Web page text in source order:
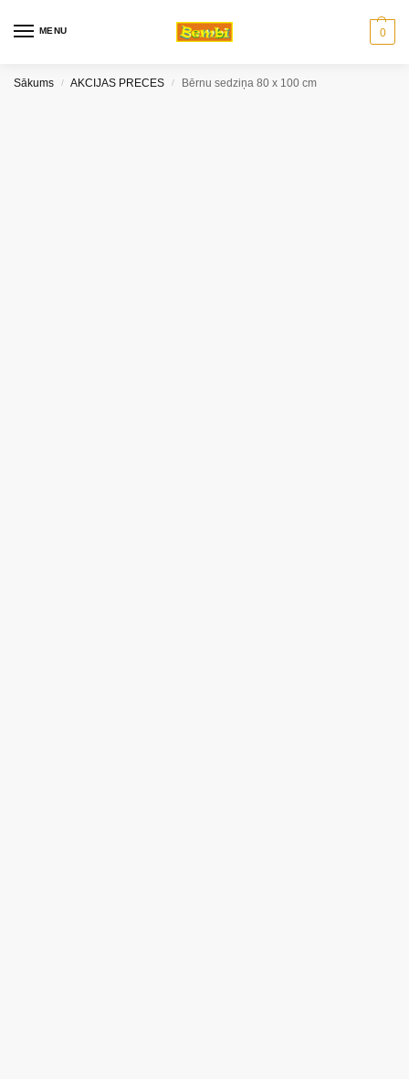
MENU 0
Sākums / AKCIJAS PRECES / Bērnu sedziņa 80 x 100 cm